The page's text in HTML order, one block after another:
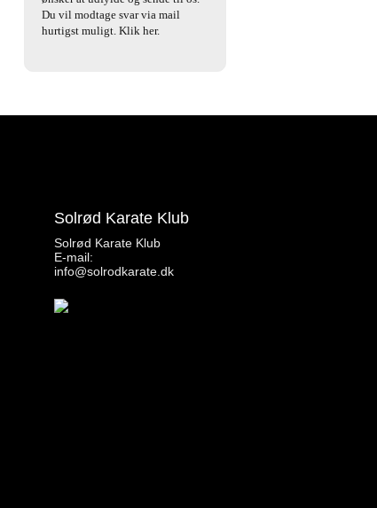
Du vil modtage svar via mail
hurtigst muligt. Klik her.
Solrød Karate Klub
Solrød Karate Klub
E-mail:
info@solrodkarate.dk